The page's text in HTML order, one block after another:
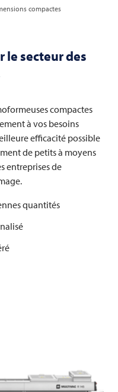
compactes
le secteur des
compactes
à vos besoins
efficacité possible
de petits à moyens
entreprises de
quantités